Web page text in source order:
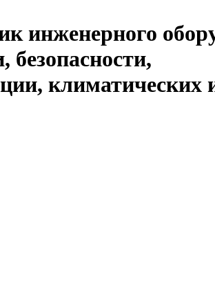
инженерного
безопасности,
климатических